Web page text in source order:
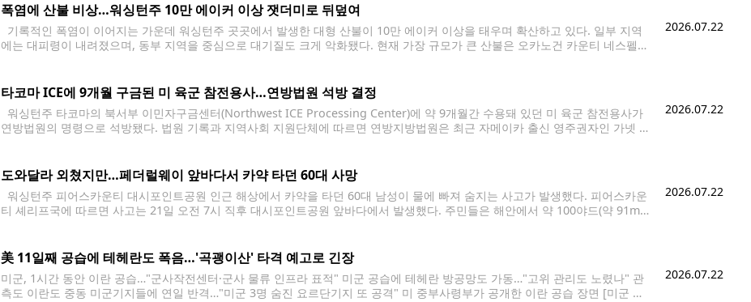
폭염에 산불 비상…워싱턴주 10만 에이커 이상 잿더미로 뒤덮여
기록적인 폭염이 이어지는 가운데 워싱턴주 곳곳에서 발생한 대형 산불이 10만 에이커 이상을 태우며 확산하고 있다. 일부 지역
에는 대피령이 내려졌으며, 동부 지역을 중심으로 대기질도 크게 악화됐다. 현재 가장 규모가 큰 산불은 오카노건 카운티 네스펠럼
2026.07.22
타코마 ICE에 9개월 구금된 미 육군 참전용사…연방법원 석방 결정
워싱턴주 타코마의 북서부 이민자구금센터(Northwest ICE Processing Center)에 약 9개월간 수용돼 있던 미 육군 참전용사가
연방법원의 명령으로 석방됐다. 법원 기록과 지역사회 지원단체에 따르면 연방지방법원은 최근 자메이카 출신 영주권자인 가넷 스
2026.07.22
도와달라 외쳤지만…페더럴웨이 앞바다서 카약 타던 60대 사망
워싱턴주 피어스카운티 대시포인트공원 인근 해상에서 카약을 타던 60대 남성이 물에 빠져 숨지는 사고가 발생했다. 피어스카운
티 셰리프국에 따르면 사고는 21일 오전 7시 직후 대시포인트공원 앞바다에서 발생했다. 주민들은 해안에서 약 100야드(약 91m)
2026.07.22
美 11일째 공습에 테헤란도 폭음…'곡괭이산' 타격 예고로 긴장
미군, 1시간 동안 이란 공습…"군사작전센터·군사 물류 인프라 표적" 미군 공습에 테헤란 방공망도 가동…"고위 관리도 노렸나" 관
측도 이란도 중동 미군기지들에 연일 반격…"미군 3명 숨진 요르단기지 또 공격" 미 중부사령부가 공개한 이란 공습 장면 [미군 중
2026.07.22